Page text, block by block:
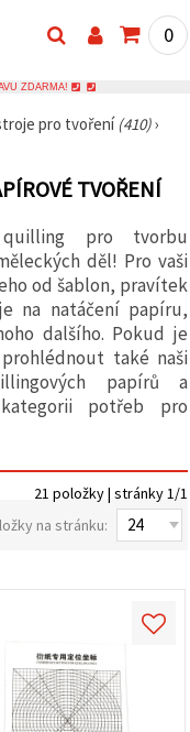
0
ZDARMA!
pro tvoření (410)›
TVOŘENÍ
pro tvorbu
děl! Pro vaši
od šablon, pravítek
na natáčení papíru,
dalšího. Pokud je
také naši
papírů a
potřeb pro
21 položky | stránky 1/1
na stránku: